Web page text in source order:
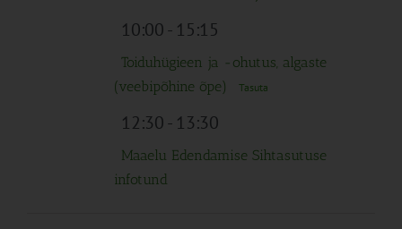
10:00- 15:15
Toiduhügieen ja -ohutus, algaste
(veebipõhine õpe)
Tasuta
12:30- 13:30
Maaelu Edendamise Sihtasutuse
infotund